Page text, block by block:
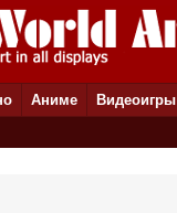
Аниме Видеоигры